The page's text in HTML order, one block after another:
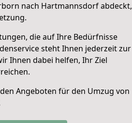
nach Hartmannsdorf abdeckt,
die auf Ihre Bedürfnisse
steht Ihnen jederzeit zur
Ihnen dabei helfen, Ihr Ziel
Angeboten für den Umzug von